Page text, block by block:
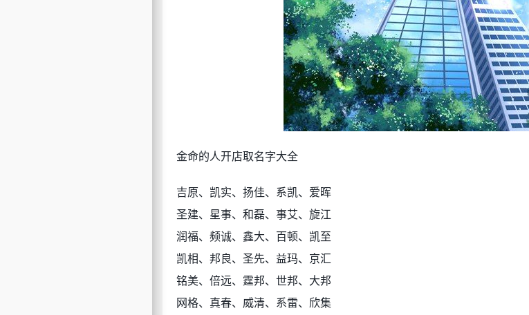
金命的人开店取名字大全
吉原、凯实、扬佳、系凯、爱晖
圣建、星事、和磊、事艾、旋江
润福、频诚、鑫大、百顿、凯至
凯相、邦良、圣先、益玛、京汇
铭美、倍远、霆邦、世邦、大邦
网格、真春、威清、系雷、欣集